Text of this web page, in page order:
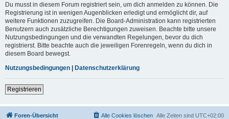
Du musst in diesem Forum registriert sein, um dich anmelden zu können. Die
Registrierung ist in wenigen Augenblicken erledigt und ermöglicht dir, auf
weitere Funktionen zuzugreifen. Die Board-Administration kann registrierten
Benutzern auch zusätzliche Berechtigungen zuweisen. Beachte bitte unsere
Nutzungsbedingungen und die verwandten Regelungen, bevor du dich
registrierst. Bitte beachte auch die jeweiligen Forenregeln, wenn du dich in
diesem Board bewegst.
Nutzungsbedingungen | Datenschutzerklärung
Registrieren
Foren-Übersicht Alle Zeiten sind UTC+02:00
Alle Cookies löschen